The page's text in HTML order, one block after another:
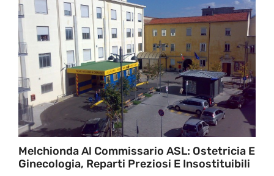
Melchionda Al Commissario ASL: Ostetricia E
Ginecologia, Reparti Preziosi E Insostituibili